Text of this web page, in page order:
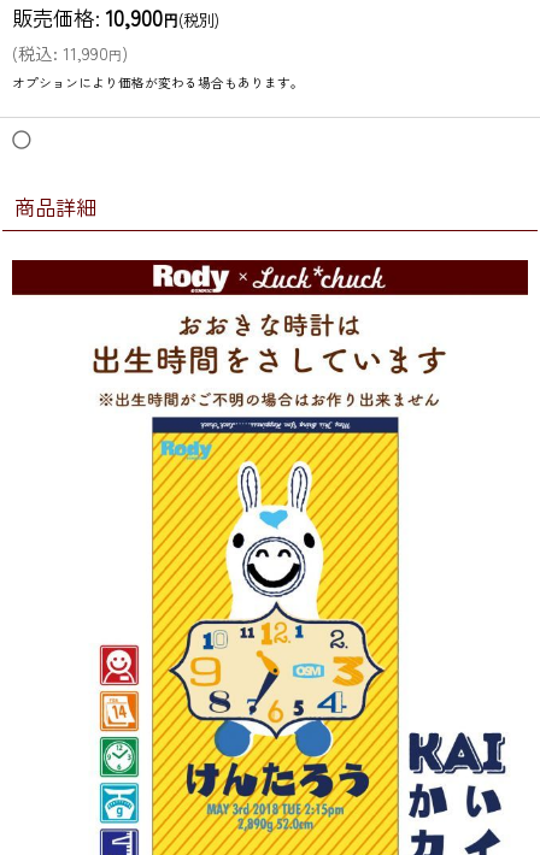
販売価格: 10,900円(税別)
(税込: 11,990円)
オプションにより価格が変わる場合もあります。
◯
商品詳細